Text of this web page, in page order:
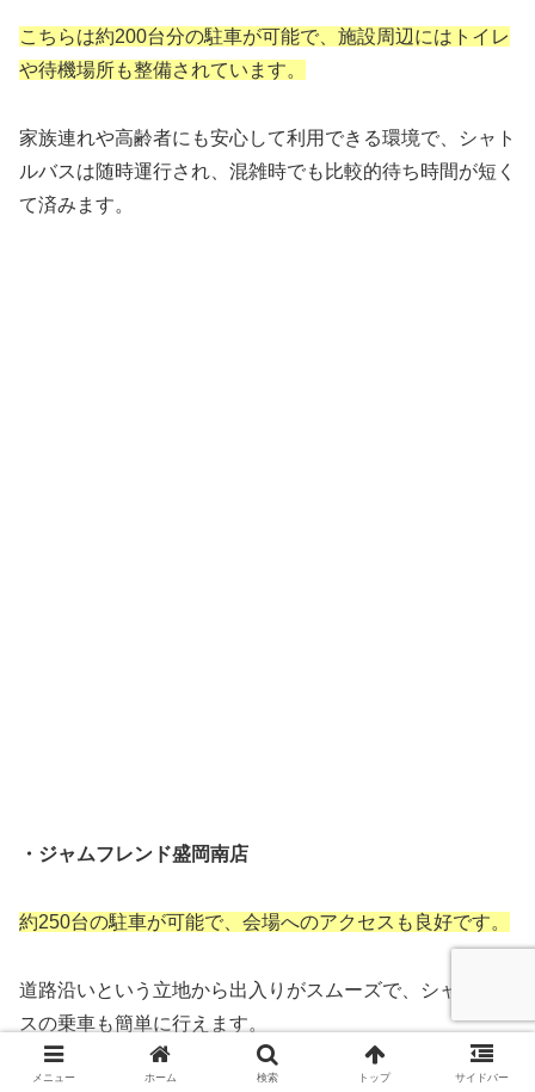
こちらは約200台分の駐車が可能で、施設周辺にはトイレ
や待機場所も整備されています。
家族連れや高齢者にも安心して利用できる環境で、シャト
ルバスは随時運行され、混雑時でも比較的待ち時間が短く
て済みます。
・ジャムフレンド盛岡南店
約250台の駐車が可能で、会場へのアクセスも良好です。
道路沿いという立地から出入りがスムーズで、シャトルバ
スの乗車も簡単に行えます。
メニュー ホーム 検索 トップ サイドバー